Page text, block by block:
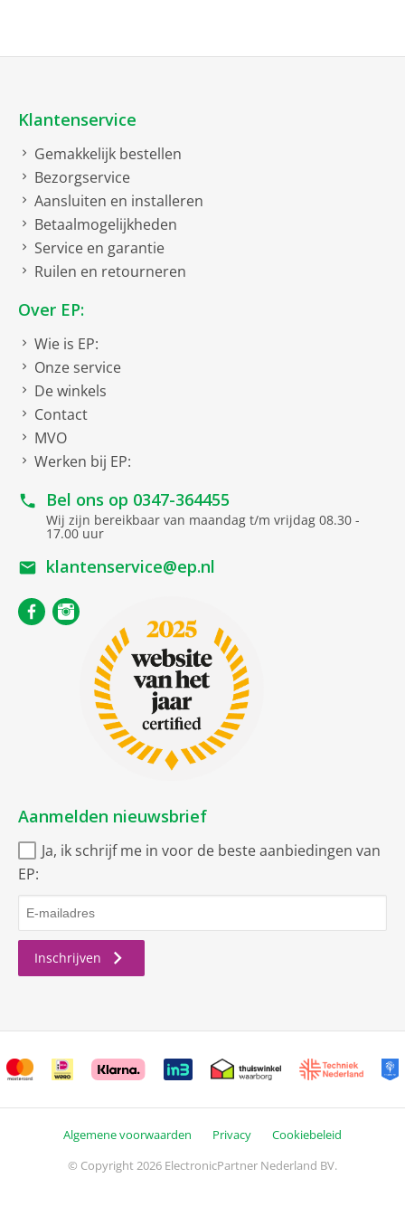
Klantenservice
Gemakkelijk bestellen
Bezorgservice
Aansluiten en installeren
Betaalmogelijkheden
Service en garantie
Ruilen en retourneren
Over EP:
Wie is EP:
Onze service
De winkels
Contact
MVO
Werken bij EP:
Bel ons op 0347-364455
Wij zijn bereikbaar van maandag t/m vrijdag 08.30 -
17.00 uur
klantenservice@ep.nl
Aanmelden nieuwsbrief
Ja, ik schrijf me in voor de beste aanbiedingen van
EP:
Inschrijven
Algemene voorwaarden Privacy
Cookiebeleid
© Copyright 2026 ElectronicPartner Nederland BV.